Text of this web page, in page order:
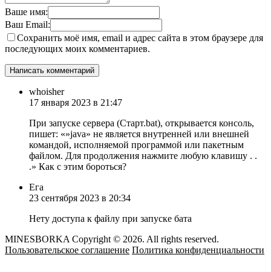
Ваше имя:
Ваш Email:
Сохранить моё имя, email и адрес сайта в этом браузере для
последующих моих комментариев.
whoisher
17 января 2023 в 21:47
При запуске сервера (Старт.bat), открывается консоль,
пишет: «»java» не является внутренней или внешней
командой, исполняемой программой или пакетным
файлом. Для продолжения нажмите любую клавишу . .
.» Как с этим бороться?
Ега
23 сентября 2023 в 20:34
Нету доступа к файлу при запуске бата
MINESBORKA Copyright © 2026. All rights reserved.
Пользовательское соглашение Политика конфиденциальности